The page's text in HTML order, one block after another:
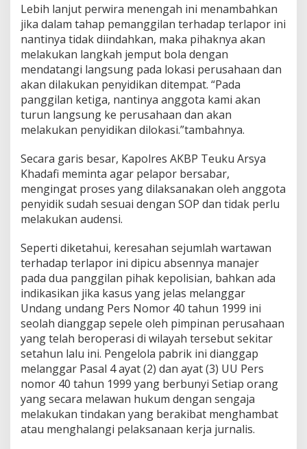
Lebih lanjut perwira menengah ini menambahkan
jika dalam tahap pemanggilan terhadap terlapor ini
nantinya tidak diindahkan, maka pihaknya akan
melakukan langkah jemput bola dengan
mendatangi langsung pada lokasi perusahaan dan
akan dilakukan penyidikan ditempat. “Pada
panggilan ketiga, nantinya anggota kami akan
turun langsung ke perusahaan dan akan
melakukan penyidikan dilokasi.”tambahnya.
Secara garis besar, Kapolres AKBP Teuku Arsya
Khadafi meminta agar pelapor bersabar,
mengingat proses yang dilaksanakan oleh anggota
penyidik sudah sesuai dengan SOP dan tidak perlu
melakukan audensi.
Seperti diketahui, keresahan sejumlah wartawan
terhadap terlapor ini dipicu absennya manajer
pada dua panggilan pihak kepolisian, bahkan ada
indikasikan jika kasus yang jelas melanggar
Undang undang Pers Nomor 40 tahun 1999 ini
seolah dianggap sepele oleh pimpinan perusahaan
yang telah beroperasi di wilayah tersebut sekitar
setahun lalu ini. Pengelola pabrik ini dianggap
melanggar Pasal 4 ayat (2) dan ayat (3) UU Pers
nomor 40 tahun 1999 yang berbunyi Setiap orang
yang secara melawan hukum dengan sengaja
melakukan tindakan yang berakibat menghambat
atau menghalangi pelaksanaan kerja jurnalis.